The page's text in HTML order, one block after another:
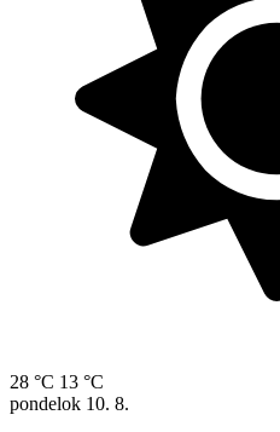
28 °C 13 °C
pondelok 10. 8.